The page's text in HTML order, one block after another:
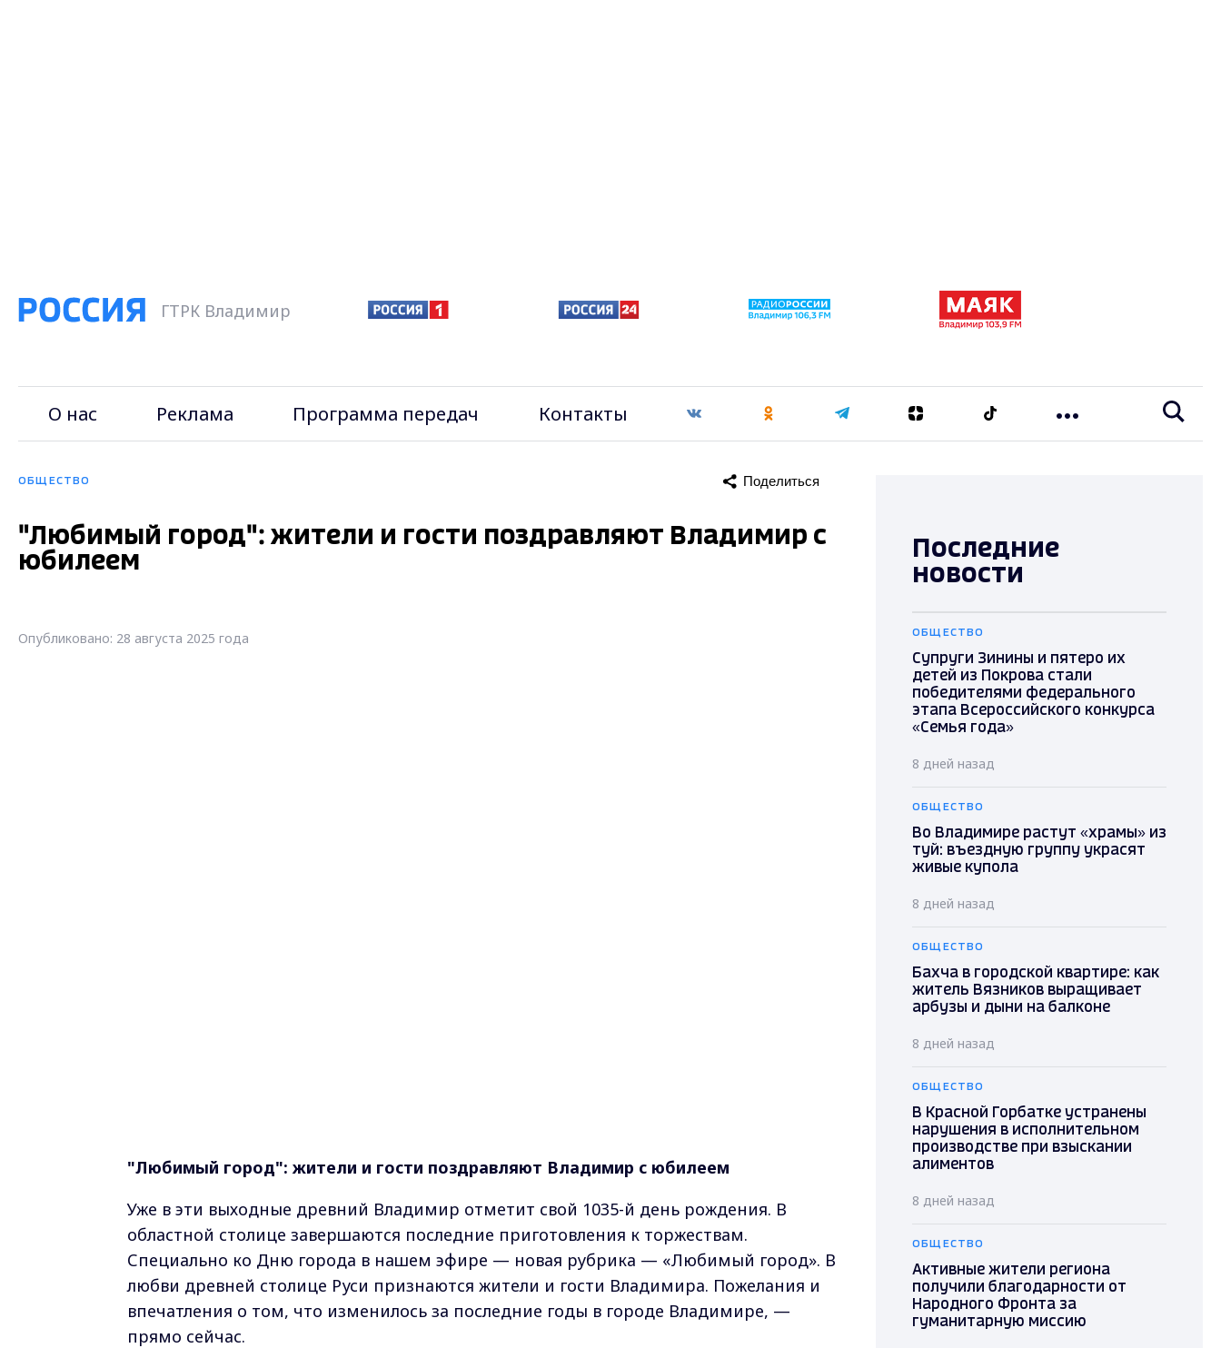
ГТРК Владимир
О нас Реклама Программа передач Контакты
ОБЩЕСТВО Поделиться
"Любимый город": жители и гости поздравляют Владимир с
юбилеем
Опубликовано: 28 августа 2025 года
"Любимый город": жители и гости поздравляют Владимир с юбилеем
Уже в эти выходные древний Владимир отметит свой 1035-й день рождения. В
областной столице завершаются последние приготовления к торжествам.
Специально ко Дню города в нашем эфире — новая рубрика — «Любимый город». В
любви древней столице Руси признаются жители и гости Владимира. Пожелания и
впечатления о том, что изменилось за последние годы в городе Владимире, —
прямо сейчас.
Последние
новости
ОБЩЕСТВО
Супруги Зинины и пятеро их
детей из Покрова стали
победителями федерального
этапа Всероссийского конкурса
«Семья года»
8 дней назад
ОБЩЕСТВО
Во Владимире растут «храмы» из
туй: въездную группу украсят
живые купола
8 дней назад
ОБЩЕСТВО
Бахча в городской квартире: как
житель Вязников выращивает
арбузы и дыни на балконе
8 дней назад
ОБЩЕСТВО
В Красной Горбатке устранены
нарушения в исполнительном
производстве при взыскании
алиментов
8 дней назад
ОБЩЕСТВО
Активные жители региона
получили благодарности от
Народного Фронта за
гуманитарную миссию